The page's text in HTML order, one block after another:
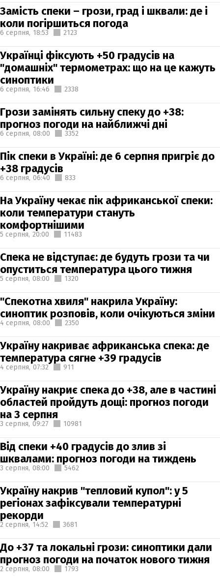
Замість спеки – грози, град і шквали: де і
коли погіршиться погода
6 серпня, 18:53 2123
Українці фіксують +50 градусів на
"домашніх" термометрах: що на це кажуть
синоптики
6 серпня, 16:46 2338
Грози замінять сильну спеку до +38:
прогноз погоди на найближчі дні
6 серпня, 08:00 3352
Пік спеки в Україні: де 6 серпня пригріє до
+38 градусів
6 серпня, 06:40 833
На Україну чекає пік африканської спеки:
коли температури стануть
комфортнішими
5 серпня, 20:00 11483
Спека не відступає: де будуть грози та чи
опуститься температура цього тижня
5 серпня, 08:00 1320
"Спекотна хвиля" накрила Україну:
синоптик розповів, коли очікуються зміни
4 серпня, 08:00 2350
Україну накриває африканська спека: де
температура сягне +39 градусів
4 серпня, 07:32 911
Україну накриє спека до +38, але в частині
областей пройдуть дощі: прогноз погоди
на 3 серпня
3 серпня, 09:27 10981
Від спеки +40 градусів до злив зі
шквалами: прогноз погоди на тиждень
3 серпня, 08:00 5462
Україну накрив "тепловий купол": у 5
регіонах зафіксували температурні
рекорди
2 серпня, 14:52 3681
До +37 та локальні грози: синоптики дали
прогноз погоди на початок нового тижня
2 серпня, 08:00 1793